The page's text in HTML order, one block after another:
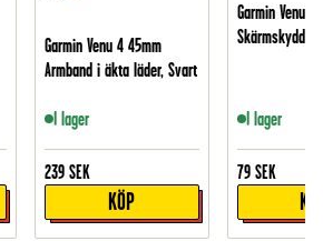
Garmin Venu 4 45mm
Armband i äkta läder, Svart
I lager
239 SEK
KÖP
Garmin Venu 4
Skärmskydd -
I lager
79 SEK